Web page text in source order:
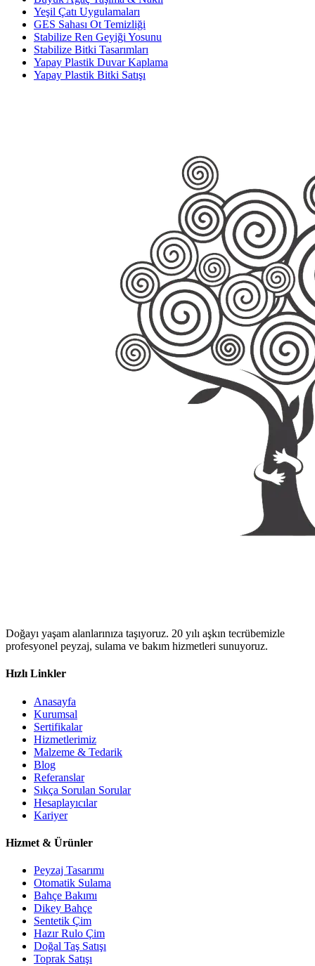
Yeşil Çatı Uygulamaları
GES Sahası Ot Temizliği
Stabilize Ren Geyiği Yosunu
Stabilize Bitki Tasarımları
Yapay Plastik Duvar Kaplama
Yapay Plastik Bitki Satışı
Doğayı yaşam alanlarınıza taşıyoruz. 20 yılı aşkın tecrübemizle
profesyonel peyzaj, sulama ve bakım hizmetleri sunuyoruz.
Hızlı Linkler
Anasayfa
Kurumsal
Sertifikalar
Hizmetlerimiz
Malzeme & Tedarik
Blog
Referanslar
Sıkça Sorulan Sorular
Hesaplayıcılar
Kariyer
Hizmet & Ürünler
Peyzaj Tasarımı
Otomatik Sulama
Bahçe Bakımı
Dikey Bahçe
Sentetik Çim
Hazır Rulo Çim
Doğal Taş Satışı
Toprak Satışı